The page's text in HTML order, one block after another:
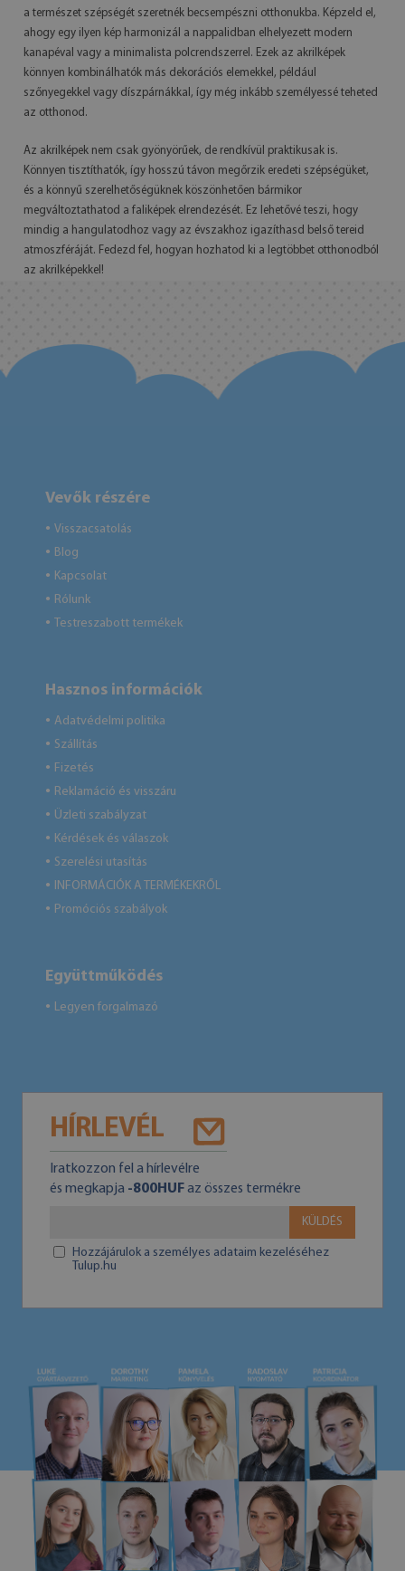
a természet szépségét szeretnék becsempészni otthonukba. Képzeld el,
ahogy egy ilyen kép harmonizál a nappalidban elhelyezett modern
kanapéval vagy a minimalista polcrendszerrel. Ezek az akrilképek
könnyen kombinálhatók más dekorációs elemekkel, például
szőnyegekkel vagy díszpárnákkal, így még inkább személyessé teheted
az otthonod.
Az akrilképek nem csak gyönyörűek, de rendkívül praktikusak is.
Könnyen tisztíthatók, így hosszú távon megőrzik eredeti szépségüket,
és a könnyű szerelhetőségüknek köszönhetően bármikor
megváltoztathatod a faliképek elrendezését. Ez lehetővé teszi, hogy
mindig a hangulatodhoz vagy az évszakhoz igazíthasd belső tereid
atmoszféráját. Fedezd fel, hogyan hozhatod ki a legtöbbet otthonodból
az akrilképekkel!
Vevők részére
● Visszacsatolás
● Blog
● Kapcsolat
● Rólunk
● Testreszabott termékek
Hasznos információk
● Adatvédelmi politika
● Szállítás
● Fizetés
● Reklamáció és visszáru
● Üzleti szabályzat
● Kérdések és válaszok
● Szerelési utasítás
● INFORMÁCIÓK A TERMÉKEKRŐL
● Promóciós szabályok
Együttműködés
● Legyen forgalmazó
HÍRLEVÉL
Iratkozzon fel a hírlevélre
és megkapja -800HUFaz összes termékre
KÜLDÉS
Hozzájárulok a személyes adataim kezeléséhez
Tulup.hu